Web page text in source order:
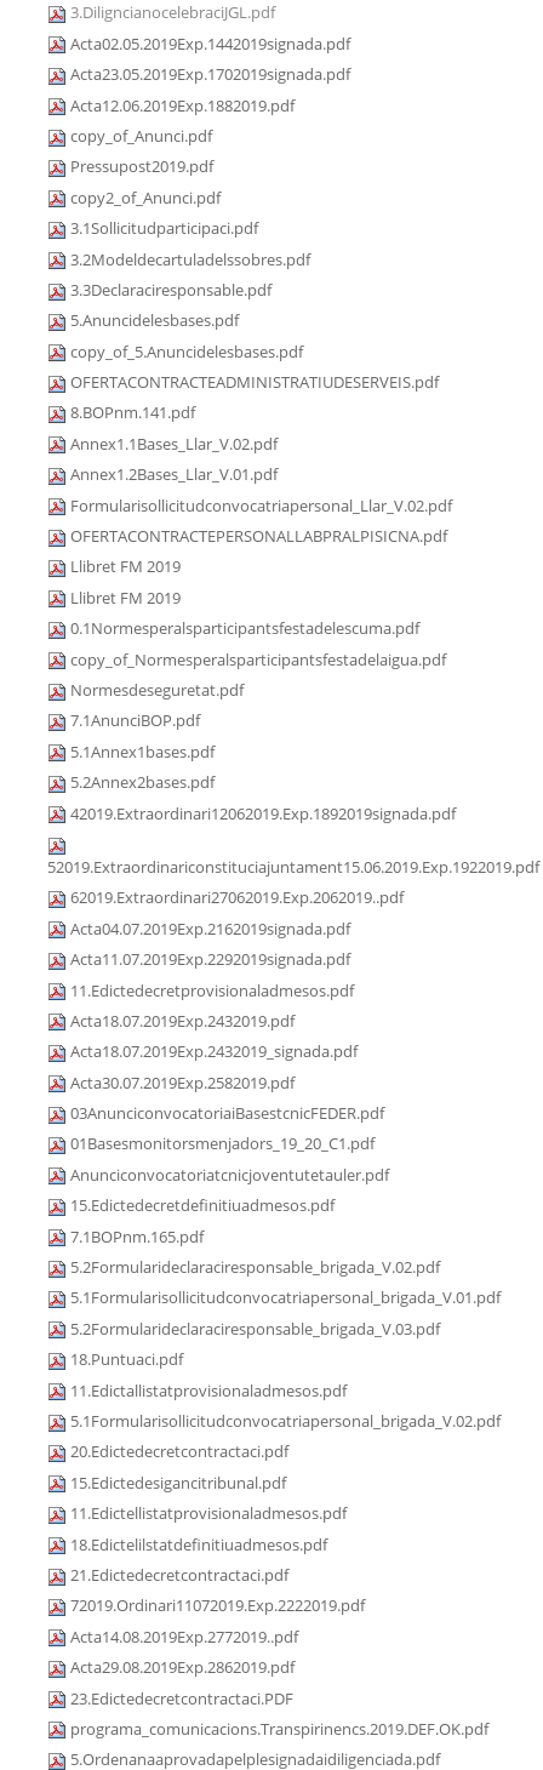
3.DiligncianocelebraciJGL.pdf
Acta02.05.2019Exp.1442019signada.pdf
Acta23.05.2019Exp.1702019signada.pdf
Acta12.06.2019Exp.1882019.pdf
copy_of_Anunci.pdf
Pressupost2019.pdf
copy2_of_Anunci.pdf
3.1Sollicitudparticipaci.pdf
3.2Modeldecartuladelssobres.pdf
3.3Declaraciresponsable.pdf
5.Anuncidelesbases.pdf
copy_of_5.Anuncidelesbases.pdf
OFERTACONTRACTEADMINISTRATIUDESERVEIS.pdf
8.BOPnm.141.pdf
Annex1.1Bases_Llar_V.02.pdf
Annex1.2Bases_Llar_V.01.pdf
Formularisollicitudconvocatriapersonal_Llar_V.02.pdf
OFERTACONTRACTEPERSONALLABPRALPISICNA.pdf
Llibret FM 2019
Llibret FM 2019
0.1Normesperalsparticipantsfestadelescuma.pdf
copy_of_Normesperalsparticipantsfestadelaigua.pdf
Normesdeseguretat.pdf
7.1AnunciBOP.pdf
5.1Annex1bases.pdf
5.2Annex2bases.pdf
42019.Extraordinari12062019.Exp.1892019signada.pdf
52019.Extraordinariconstituciajuntament15.06.2019.Exp.1922019.pdf
62019.Extraordinari27062019.Exp.2062019..pdf
Acta04.07.2019Exp.2162019signada.pdf
Acta11.07.2019Exp.2292019signada.pdf
11.Edictedecretprovisionaladmesos.pdf
Acta18.07.2019Exp.2432019.pdf
Acta18.07.2019Exp.2432019_signada.pdf
Acta30.07.2019Exp.2582019.pdf
03AnunciconvocatoriaiBasestcnicFEDER.pdf
01Basesmonitorsmenjadors_19_20_C1.pdf
Anunciconvocatoriatcnicjoventutetauler.pdf
15.Edictedecretdefinitiuadmesos.pdf
7.1BOPnm.165.pdf
5.2Formularideclaraciresponsable_brigada_V.02.pdf
5.1Formularisollicitudconvocatriapersonal_brigada_V.01.pdf
5.2Formularideclaraciresponsable_brigada_V.03.pdf
18.Puntuaci.pdf
11.Edictallistatprovisionaladmesos.pdf
5.1Formularisollicitudconvocatriapersonal_brigada_V.02.pdf
20.Edictedecretcontractaci.pdf
15.Edictedesigancitribunal.pdf
11.Edictellistatprovisionaladmesos.pdf
18.Edictelilstatdefinitiuadmesos.pdf
21.Edictedecretcontractaci.pdf
72019.Ordinari11072019.Exp.2222019.pdf
Acta14.08.2019Exp.2772019..pdf
Acta29.08.2019Exp.2862019.pdf
23.Edictedecretcontractaci.PDF
programa_comunicacions.Transpirinencs.2019.DEF.OK.pdf
5.Ordenanaaprovadapelplesignadaidiligenciada.pdf